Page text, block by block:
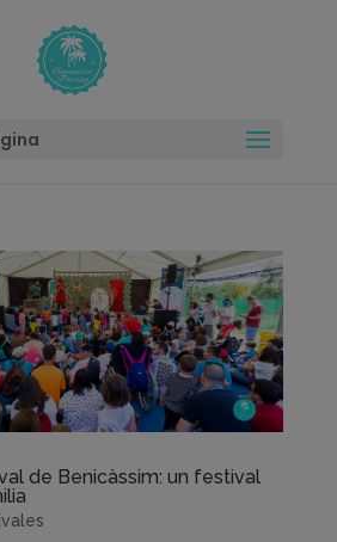
de Benicàssim: un festival